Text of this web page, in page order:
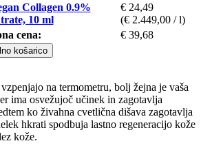
Collagen 0.9%
10 ml
€ 24,49
(€ 2.449,00 / l)
cena:
€ 39,68
košarico
na termometru, bolj žejna je vaša
ima osvežujoč učinek in zagotavlja
ko živahna cvetlična dišava zagotavlja
hkrati spodbuja lastno regeneracijo kože
kože.